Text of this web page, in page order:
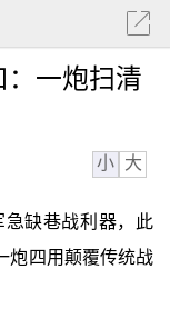
：一炮扫清
小 大
缺巷战利器，此
炮四用颠覆传统战